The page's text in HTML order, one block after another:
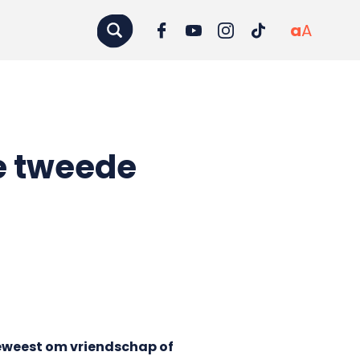
aA
tweede
om vriendschap of